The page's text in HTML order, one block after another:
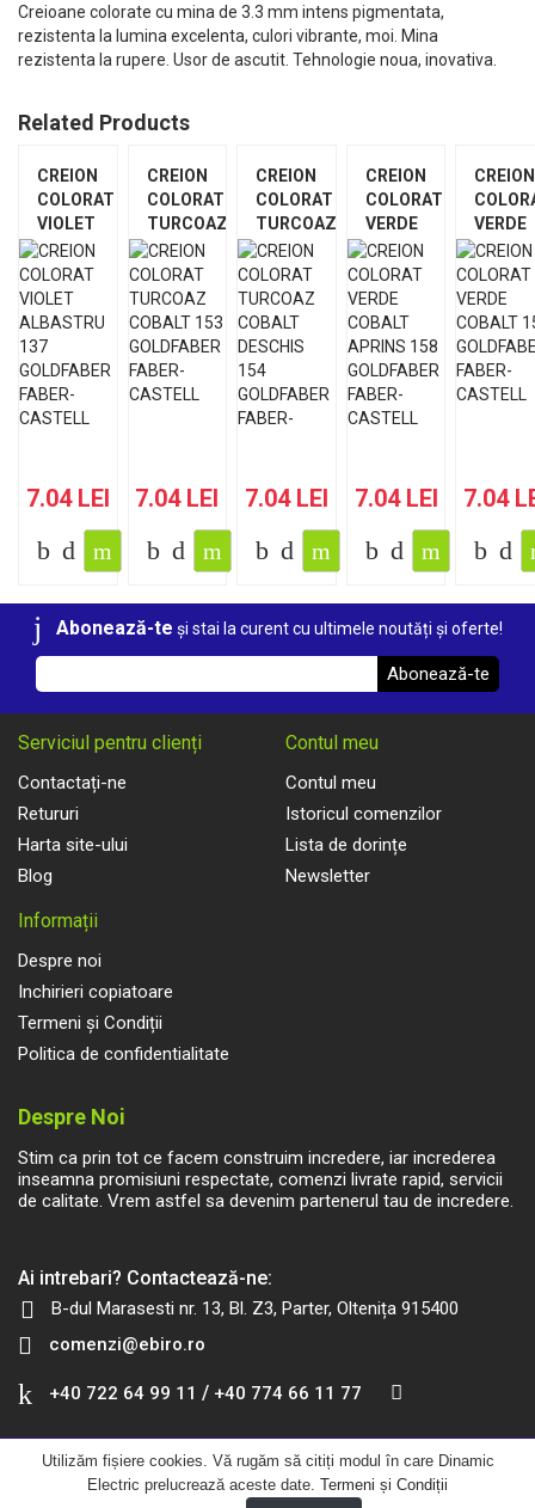
Creioane colorate cu mina de 3.3 mm intens pigmentata,
rezistenta la lumina excelenta, culori vibrante, moi. Mina
rezistenta la rupere. Usor de ascutit. Tehnologie noua, inovativa.
Related Products
CREION
COLORAT
VIOLET
ALBASTRU
137
GOLDFABER
FABER-
CASTELL
7.04 LEI
CREION
COLORAT
TURCOAZ
COBALT
153
GOLDFABER
FABER-
CASTELL
7.04 LEI
CREION
COLORAT
TURCOAZ
COBALT
DESCHIS
154
GOLDFABER
FABER-
CASTEL
7.04 LEI
CREION
COLORAT
VERDE
COBALT
APRINS
158
GOLDFABER
FABER-
CASTELL
7.04 LEI
CREION
VERDE
156
FABER-
7.04
Utilizăm fișiere cookies. Vă rugăm să citiți modul în care Dinamic
Electric prelucrează aceste date. Termeni și Condiții
Abonează-te și stai la curent cu ultimele noutăți și oferte!
Abonează-te
Serviciul pentru clienți
Contactați-ne
Retururi
Harta site-ului
Blog
Contul meu
Contul meu
Istoricul comenzilor
Lista de dorințe
Newsletter
Informații
Despre noi
Inchirieri copiatoare
Termeni și Condiții
Politica de confidentialitate
Despre Noi
Stim ca prin tot ce facem construim incredere, iar increderea
inseamna promisiuni respectate, comenzi livrate rapid, servicii
de calitate. Vrem astfel sa devenim partenerul tau de incredere.
Ai intrebari? Contactează-ne:
B-dul Marasesti nr. 13, Bl. Z3, Parter, Oltenița 915400
comenzi@ebiro.ro
+40 722 64 99 11 / +40 774 66 11 77